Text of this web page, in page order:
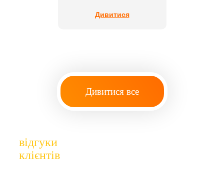
Дивитися
Дивитися все
відгуки
клієнтів